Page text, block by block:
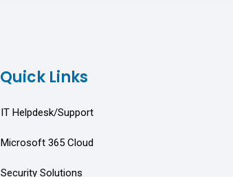
Quick Links
IT Helpdesk/Support
Microsoft 365 Cloud
Security Solutions